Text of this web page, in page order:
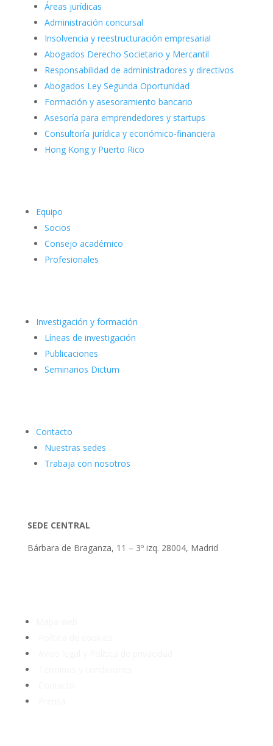
Áreas jurídicas
Administración concursal
Insolvencia y reestructuración empresarial
Abogados Derecho Societario y Mercantil
Responsabilidad de administradores y directivos
Abogados Ley Segunda Oportunidad
Formación y asesoramiento bancario
Asesoría para emprendedores y startups
Consultoría jurídica y económico-financiera
Hong Kong y Puerto Rico
Equipo
Socios
Consejo académico
Profesionales
Investigación y formación
Líneas de investigación
Publicaciones
Seminarios Dictum
Contacto
Nuestras sedes
Trabaja con nosotros
SEDE CENTRAL
Bárbara de Braganza, 11 – 3º izq. 28004, Madrid